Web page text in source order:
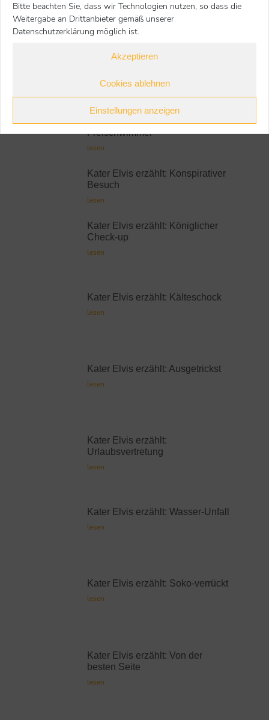
Bitte beachten Sie, dass wir Technologien nutzen, so dass die
Weitergabe an Drittanbieter gemäß unserer
Datenschutzerklärung möglich ist.
Akzeptieren
Cookies ablehnen
Einstellungen anzeigen
zurück
Kater Elvis
Neueste Beiträge:
Kater Elvis erzählt:
Freischwimmer
lesen
Kater Elvis erzählt: Konspirativer
Besuch
lesen
Kater Elvis erzählt: Königlicher
Check-up
lesen
Kater Elvis erzählt: Kälteschock
lesen
Kater Elvis erzählt: Ausgetrickst
lesen
Kater Elvis erzählt:
Urlaubsvertretung
lesen
Kater Elvis erzählt: Wasser-Unfall
lesen
Kater Elvis erzählt: Soko-verrückt
lesen
Kater Elvis erzählt: Von der
besten Seite
lesen